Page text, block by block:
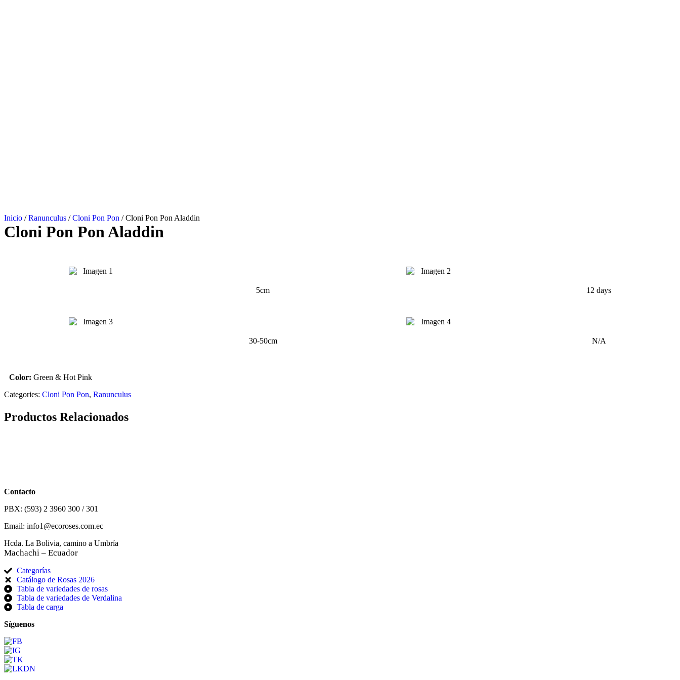
Inicio /Ranunculus /Cloni Pon Pon / Cloni Pon Pon Aladdin
Cloni Pon Pon Aladdin
5cm 12 days
30-50cm N/A
Color: Green & Hot Pink
Categories: Cloni Pon Pon, Ranunculus
Productos Relacionados
Contacto
PBX: (593) 2 3960 300 / 301
Email: info1@ecoroses.com.ec
Hcda. La Bolivia, camino a Umbría
Machachi – Ecuador
Categorías
Catálogo de Rosas 2026
Tabla de variedades de rosas
Tabla de variedades de Verdalina
Tabla de carga
Síguenos